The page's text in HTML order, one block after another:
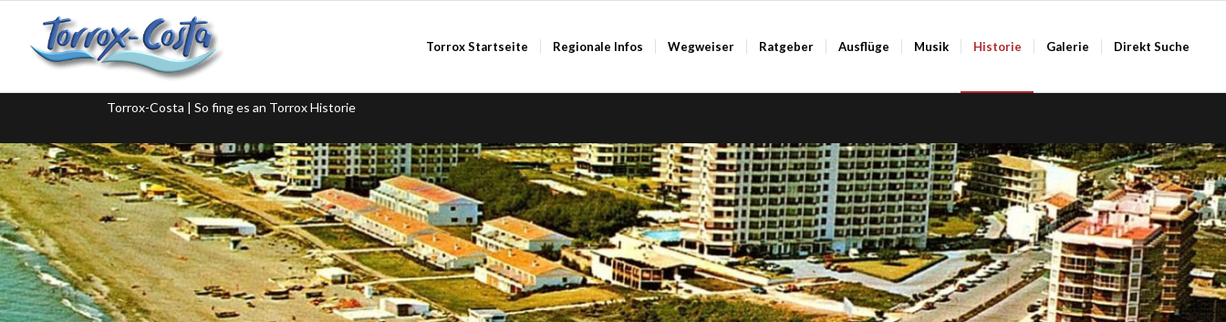
Torrox Startseite Regionale Infos Wegweiser Ratgeber Ausflüge Musik Historie Galerie Direkt Suche
Torrox-Costa | So fing es an Torrox Historie